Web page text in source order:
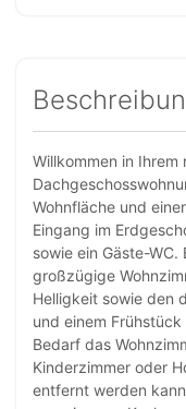
Willkommen in Ihrem
Wohnfläche und
Eingang im
sowie ein Gäste-
großzügige
Helligkeit sowie den
und einem
Bedarf das
Kinderzimmer oder
entfernt werden